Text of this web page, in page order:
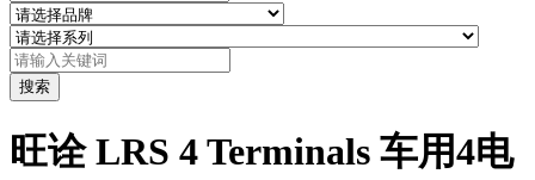
搜索
旺诠 LRS 4 Terminals 车用4电